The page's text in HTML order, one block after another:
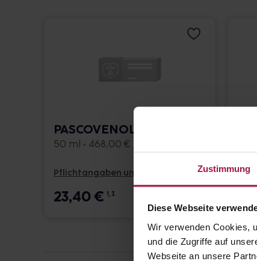
Zustimmung
Diese Webseite
Wir verwenden Cookies,
und die Zugriffe auf
Webseite an unsere
PASCOVENOL Tropfen
50 ml • 468,00 € / l
Pflichtangaben und Details
23,40€ 1, 3